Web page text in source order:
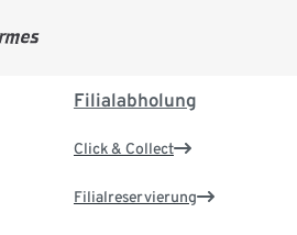
Filialabholung
Click & Collect
Filialreservierung